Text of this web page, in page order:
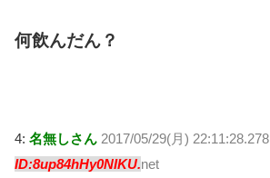
何飲んだん？
4: 名無しさん 2017/05/29(月) 22:11:28.278
ID:8up84hHy0NIKU.net